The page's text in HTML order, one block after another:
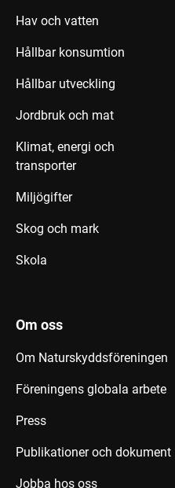
Hav och vatten
Hållbar konsumtion
Hållbar utveckling
Jordbruk och mat
Klimat, energi och
transporter
Miljögifter
Skog och mark
Skola
Om oss
Om Naturskyddsföreningen
Föreningens globala arbete
Press
Publikationer och dokument
Jobba hos oss